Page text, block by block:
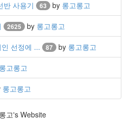
반 사용기 63 by 롱고롱고
2625 by 롱고롱고
선정에 ... 87 by 롱고롱고
롱고롱고
롱고롱고
고's Website